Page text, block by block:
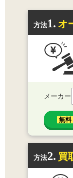
方法1. オ
メーカー
無料
方法2. 買